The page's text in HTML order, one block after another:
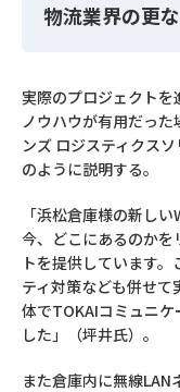
物流業界の更
実際のプロジェクト
ノウハウが有用だっ
ンズ ロジスティクス
のように説明する。
「浜松倉庫様の新し
今、どこにあるのかを
トを提供しています
ティ対策なども併せ
体でTOKAIコミュニケ
した」（坪井氏）。
また倉庫内に無線